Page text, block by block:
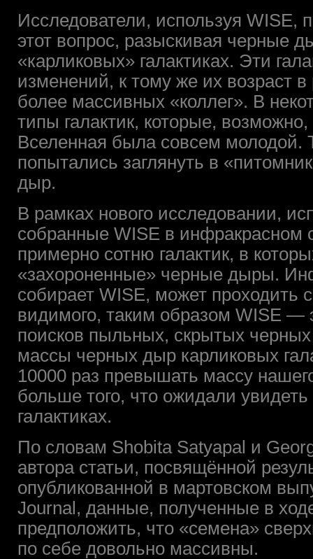
Исследователи, используя WISE,
этот вопрос, разыскивая черные
«карликовых» галактиках. Эти
изменений, к тому же их возраст
более массивных «коллег». В
типы галактик, которые,
Вселенная была совсем молодой.
попытались заглянуть в
дыр.
В рамках нового исследовании,
собранные WISE в инфракрасном
примерно сотню галактик, в
«захороненные» черные дыры.
собирает WISE, может проходить
видимого, таким образом WISE —
поисков пыльных, скрытых
массы черных дыр карликовых
10000 раз превышать массу
больше того, что ожидали
галактиках.
По словам Shobita Satyapal и
автора статьи, посвящённой
опубликованной в мартовском
Journal, данные, полученные в
предположить, что «семена»
по себе довольно массивны.